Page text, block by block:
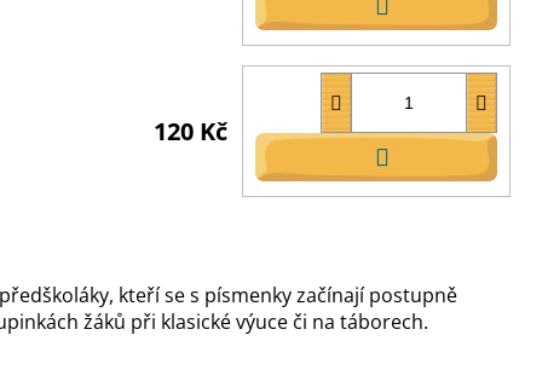
DO
KOŠÍKU
120 Kč
DO
KOŠÍKU
kteří se s písmenky začínají postupně
žáků při klasické výuce či na táborech.